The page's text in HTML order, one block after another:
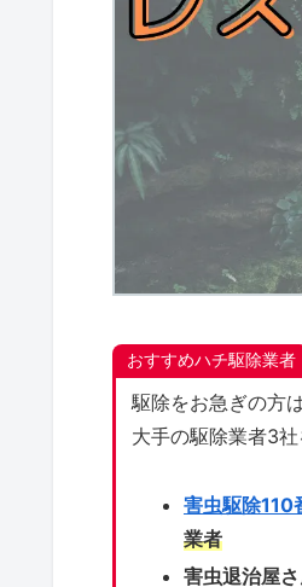
おすすめハチ駆除業者
駆除をお急ぎの方
大手の駆除業者3社
害虫駆除110
業者
害虫退治屋